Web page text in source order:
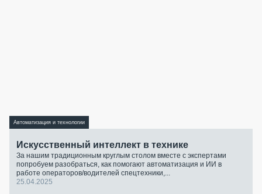
Автоматизация и технологии
Искусственный интеллект в технике
За нашим традиционным круглым столом вместе с экспертами
попробуем разобраться, как помогают автоматизация и ИИ в
работе операторов/водителей спецтехники,...
25.04.2025